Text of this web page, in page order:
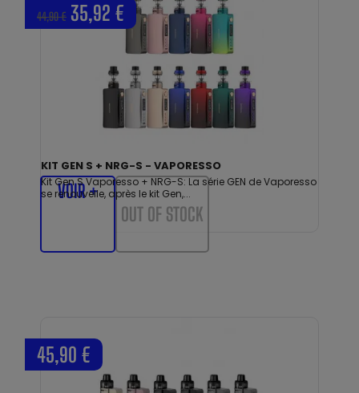
KIT GEN S + NRG-S - VAPORESSO
Kit Gen S Vaporesso + NRG-S: La série GEN de Vaporesso
se renouvelle, après le kit Gen,...
44,90 € 35,92 €
VOIR +
OUT OF STOCK
45,90 €